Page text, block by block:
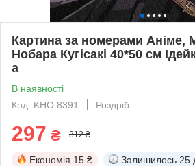
Картина за номерами Аніме,
Нобара Кугісакі 40*50 см
a
В наявності
Код: KHO 8391
Роздріб
297 ₴ 312 ₴
Економія 15 ₴ Залишилось 25